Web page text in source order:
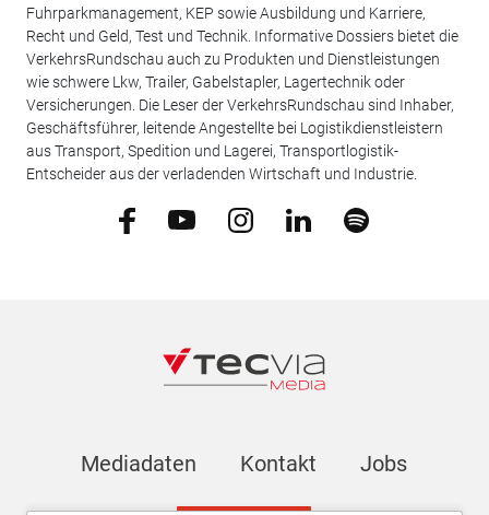
Fuhrparkmanagement, KEP sowie Ausbildung und Karriere,
Recht und Geld, Test und Technik. Informative Dossiers bietet die
VerkehrsRundschau auch zu Produkten und Dienstleistungen
wie schwere Lkw, Trailer, Gabelstapler, Lagertechnik oder
Versicherungen. Die Leser der VerkehrsRundschau sind Inhaber,
Geschäftsführer, leitende Angestellte bei Logistikdienstleistern
aus Transport, Spedition und Lagerei, Transportlogistik-
Entscheider aus der verladenden Wirtschaft und Industrie.
Mediadaten Kontakt Jobs